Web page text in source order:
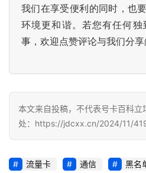
我们在享受便利的同时，也
环境更和谐。若您有任何
事，欢迎点赞评论与我们分享
本文来自投稿，不代表号卡百科立
处：https://jdcxx.cn/2024/11/
流量卡 通信 黑名